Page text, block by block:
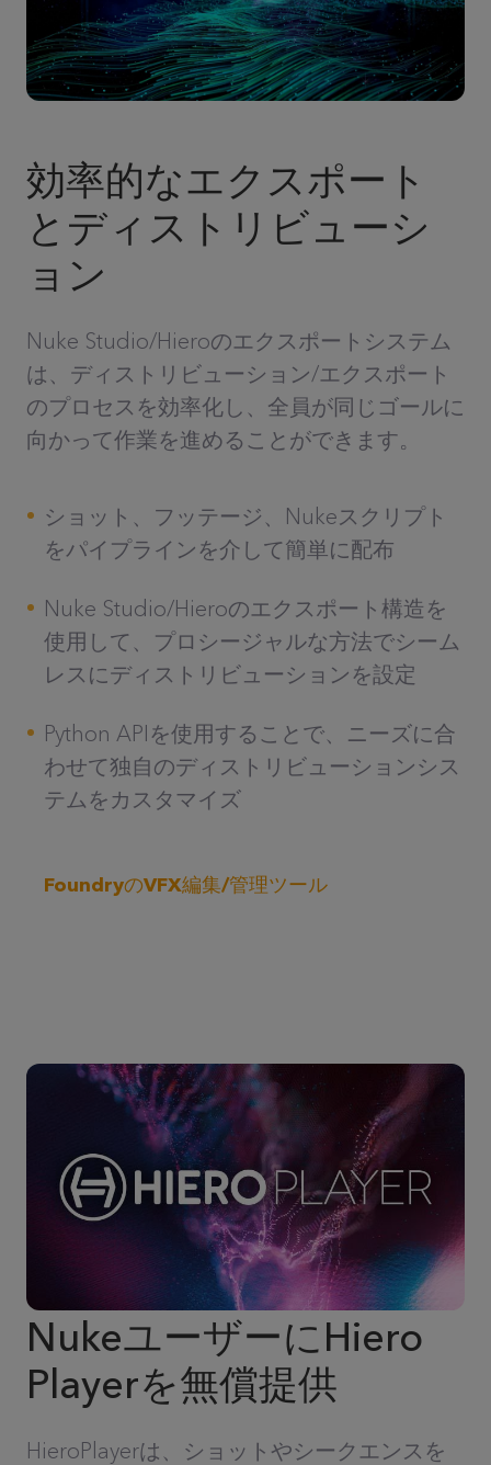
効率的なエクスポート
とディストリビューシ
ョン
Nuke Studio/Hieroのエクスポートシステム
は、ディストリビューション/エクスポート
のプロセスを効率化し、全員が同じゴールに
向かって作業を進めることができます。
ショット、フッテージ、Nukeスクリプト
をパイプラインを介して簡単に配布
Nuke Studio/Hieroのエクスポート構造を
使用して、プロシージャルな方法でシーム
レスにディストリビューションを設定
Python APIを使用することで、ニーズに合
わせて独自のディストリビューションシス
テムをカスタマイズ
FoundryのVFX編集/管理ツール
NukeユーザーにHiero
Playerを無償提供
HieroPlayerは、ショットやシークエンスを